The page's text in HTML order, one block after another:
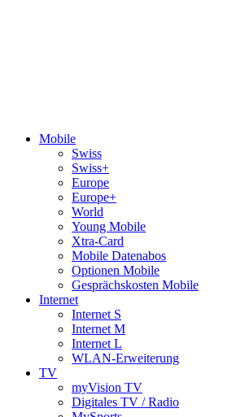
Mobile
Swiss
Swiss+
Europe
Europe+
World
Young Mobile
Xtra-Card
Mobile Datenabos
Optionen Mobile
Gesprächskosten Mobile
Internet
Internet S
Internet M
Internet L
WLAN-Erweiterung
TV
myVision TV
Digitales TV / Radio